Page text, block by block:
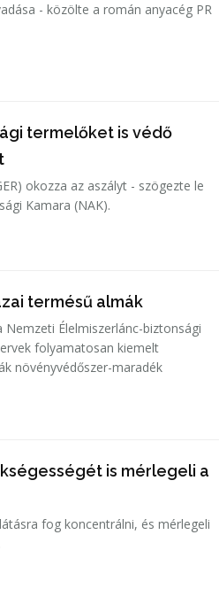
- közölte a román anyacég PR
termelőket is védő
okozza az aszályt - szögezte le
Kamara (NAK).
termésű almák
Élelmiszerlánc-biztonsági
folyamatosan kiemelt
növényvédőszer-maradék
is mérlegeli a
fog koncentrálni, és mérlegeli